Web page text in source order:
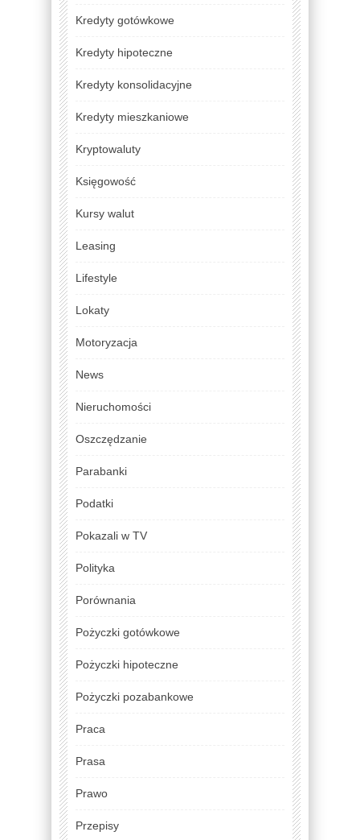
Kredyty gotówkowe
Kredyty hipoteczne
Kredyty konsolidacyjne
Kredyty mieszkaniowe
Kryptowaluty
Księgowość
Kursy walut
Leasing
Lifestyle
Lokaty
Motoryzacja
News
Nieruchomości
Oszczędzanie
Parabanki
Podatki
Pokazali w TV
Polityka
Porównania
Pożyczki gotówkowe
Pożyczki hipoteczne
Pożyczki pozabankowe
Praca
Prasa
Prawo
Przepisy